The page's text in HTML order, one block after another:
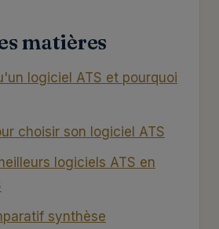
matières
logiciel ATS et pourquoi
choisir son logiciel ATS
logiciels ATS en
synthèse